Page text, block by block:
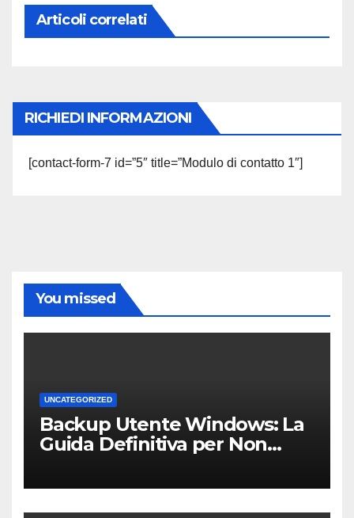
Articoli correlati
RICHIEDI INFORMAZIONI
[contact-form-7 id=”5″ title=”Modulo di contatto 1″]
You missed
UNCATEGORIZED
Backup Utente Windows: La
Guida Definitiva per Non
Casa o dell’Ufficio